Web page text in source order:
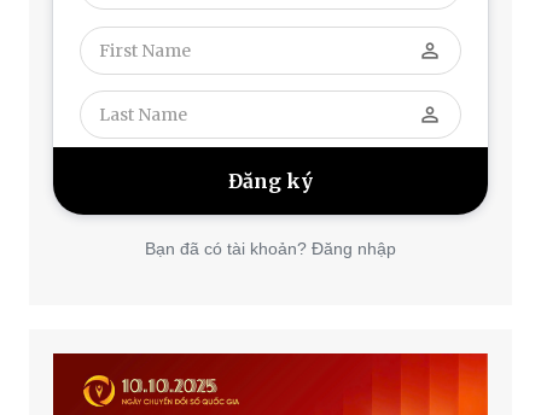
perm_identity
perm_identity
Bạn đã có tài khoản? Đăng nhập